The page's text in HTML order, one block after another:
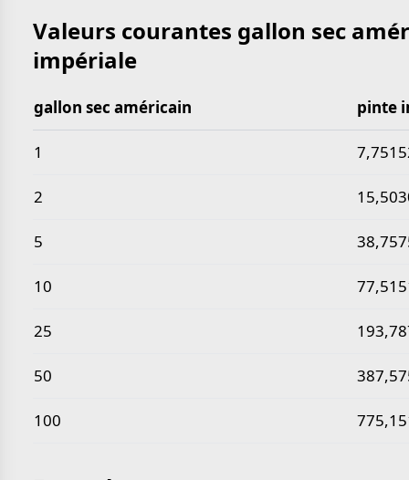
Valeurs courantes gallon sec
impériale
Valeurs courantes gallon sec américain en pinte
gallon sec américain pinte
1
2
5
10
25
50
100